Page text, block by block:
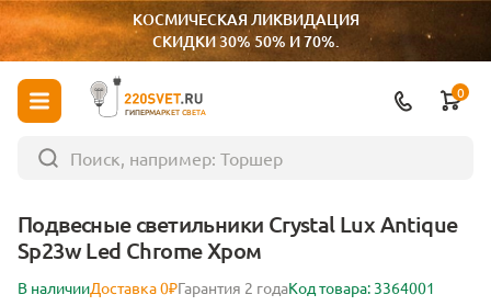
КОСМИЧЕСКАЯ ЛИКВИДАЦИЯ
СКИДКИ 30% 50% И 70%.
ГИПЕРМАРКЕТ СВЕТА
0
Подвесные светильники Crystal Lux Antique
Sp23w Led Chrome Хром
В наличииДоставка 0₽Гарантия 2 годаКод товара: 3364001